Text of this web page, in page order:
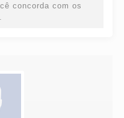
concorda com os